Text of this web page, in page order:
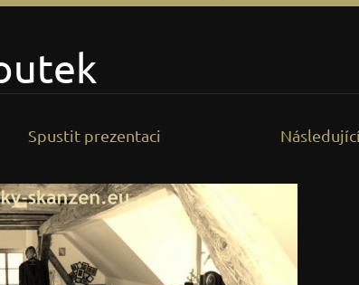
Spustit prezentaci Následující